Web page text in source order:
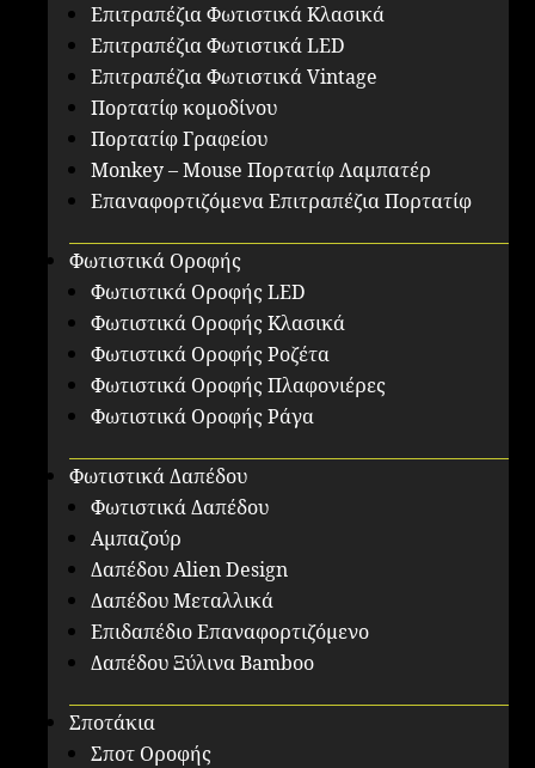
Επιτραπέζια Φωτιστικά Κλασικά
Επιτραπέζια Φωτιστικά LED
Επιτραπέζια Φωτιστικά Vintage
Πορτατίφ κομοδίνου
Πορτατίφ Γραφείου
Monkey – Mouse Πορτατίφ Λαμπατέρ
Επαναφορτιζόμενα Επιτραπέζια Πορτατίφ
Φωτιστικά Οροφής
Φωτιστικά Οροφής LED
Φωτιστικά Οροφής Κλασικά
Φωτιστικά Οροφής Ροζέτα
Φωτιστικά Οροφής Πλαφονιέρες
Φωτιστικά Οροφής Ράγα
Φωτιστικά Δαπέδου
Φωτιστικά Δαπέδου
Αμπαζούρ
Δαπέδου Alien Design
Δαπέδου Μεταλλικά
Επιδαπέδιο Επαναφορτιζόμενο
Δαπέδου Ξύλινα Bamboo
Σποτάκια
Σποτ Οροφής